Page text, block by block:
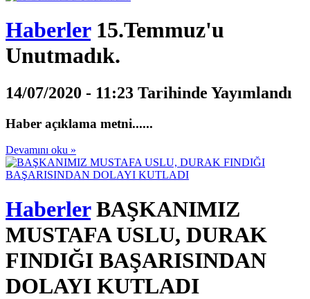
Haberler15.Temmuz'u
Unutmadık.
14/07/2020 - 11:23 Tarihinde Yayımlandı
Haber açıklama metni......
Devamını oku »
HaberlerBAŞKANIMIZ
MUSTAFA USLU, DURAK
FINDIĞI BAŞARISINDAN
DOLAYI KUTLADI